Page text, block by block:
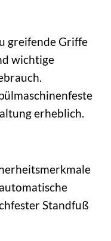
greifende Griffe
wichtige
erheblich.
Standfuß